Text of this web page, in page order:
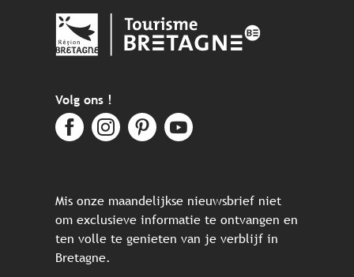
Volg ons !
Mis onze maandelijkse nieuwsbrief niet
om exclusieve informatie te ontvangen en
ten volle te genieten van je verblijf in
Bretagne.